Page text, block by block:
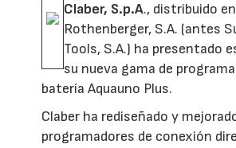
Claber, S.p.A., distribuido
Rothenberger, S.A. (antes
Tools, S.A.) ha presentado
su nueva gama de
batería Aquauno Plus.
Claber ha rediseñado y
programadores de conexión